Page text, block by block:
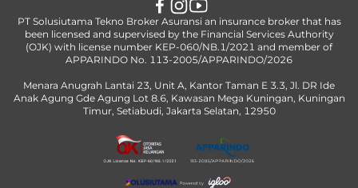
PT Solusiutama Tekno Broker Asuransi an insurance broker that has
been licensed and supervised by the Financial Services Authority
(OJK) with license number KEP-060/NB.1/2021 and member of
APPARINDO No. 113-2005/APPARINDO/2026
Menara Anugrah Lantai 23, Unit A, Kantor Taman E 3.3, Jl. DR Ide
Anak Agung Gde Agung Lot 8.6, Kawasan Mega Kuningan, Kuningan
Timur, Setiabudi, Jakarta Selatan, 12950